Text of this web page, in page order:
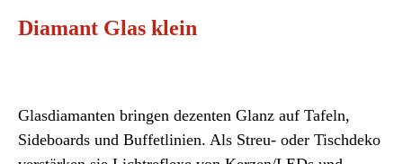
Diamant Glas klein
Glasdiamanten bringen dezenten Glanz auf Tafeln,
Sideboards und Buffetlinien. Als Streu- oder Tischdeko